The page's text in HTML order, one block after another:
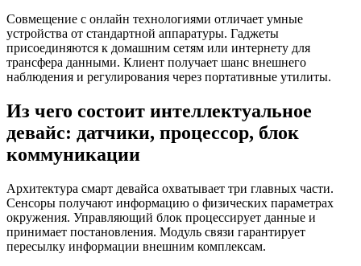
Совмещение с онлайн технологиями отличает умные
устройства от стандартной аппаратуры. Гаджеты
присоединяются к домашним сетям или интернету для
трансфера данными. Клиент получает шанс внешнего
наблюдения и регулирования через портативные утилиты.
Из чего состоит интеллектуальное
девайс: датчики, процессор, блок
коммуникации
Архитектура смарт девайса охватывает три главных части.
Сенсоры получают информацию о физических параметрах
окружения. Управляющий блок процессирует данные и
принимает постановления. Модуль связи гарантирует
пересылку информации внешним комплексам.